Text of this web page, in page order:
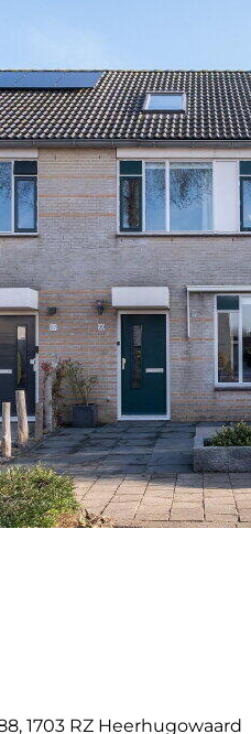
1703 RZ Heerhugowaard